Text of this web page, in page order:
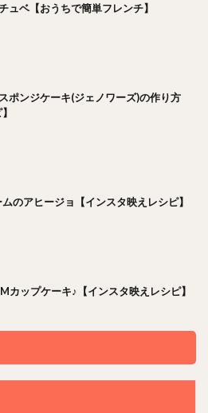
ュベ【おうちで簡単フレンチ】
ポンジケーキ(ジェノワーズ)の作り方
のアヒージョ【インスタ映えレシピ】
カップケーキ♪【インスタ映えレシピ】